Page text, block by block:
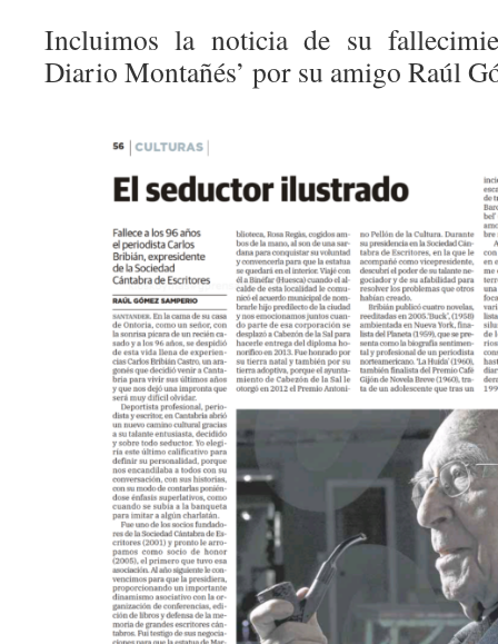
Incluimos la noticia de su
Diario Montañés’ por su amigo Raúl